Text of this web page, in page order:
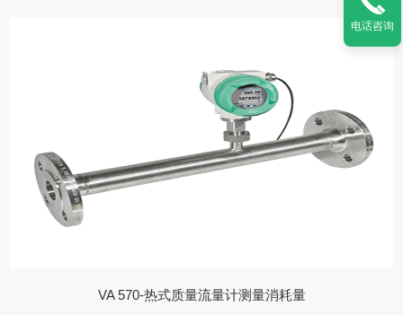
VA 570-热式质量流量计测量消耗量
电话咨询